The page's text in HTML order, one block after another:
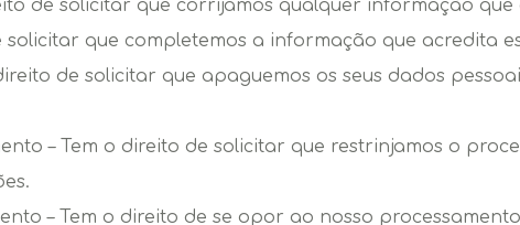
de solicitar que corrijamos qualquer informação
que completemos a informação que acredita
de solicitar que apaguemos os seus dados
– Tem o direito de solicitar que restrinjamos o
– Tem o direito de se opor ao nosso